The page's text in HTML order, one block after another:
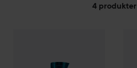
4 produkter